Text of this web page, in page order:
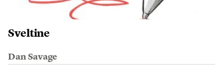
Sveltine
Dan Savage